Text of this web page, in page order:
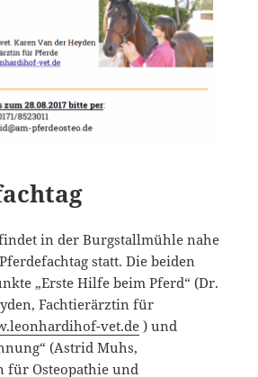
in der Burgstallmühle nahe
statt. Die beiden
„Erste Hilfe beim Pferd“ (Dr.
Fachtierärztin für
vet.de ) und
(Astrid Muhs,
für Osteopathie und